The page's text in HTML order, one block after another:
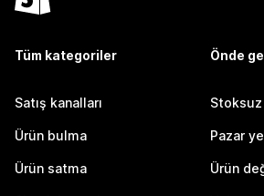
Tüm kategoriler
Satış kanalları
Ürün bulma
Ürün satma
Önde
Stoksuz
Pazar
Ürün